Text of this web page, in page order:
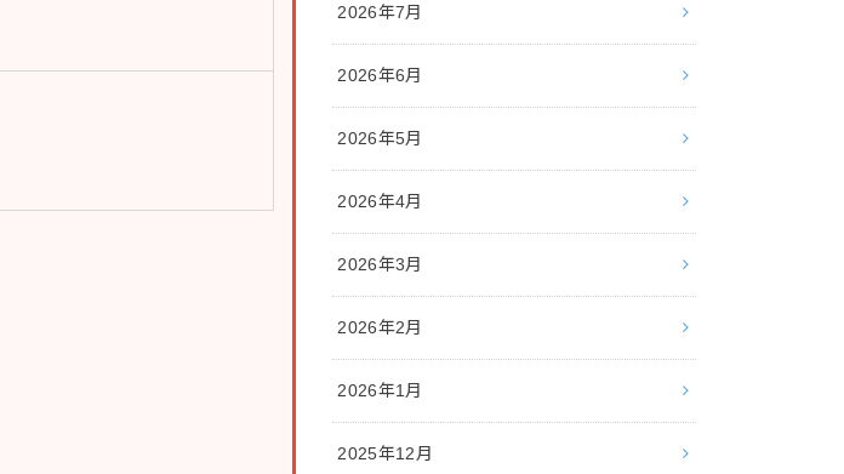
2026年7月
2026年6月
2026年5月
2026年4月
2026年3月
2026年2月
2026年1月
2025年12月